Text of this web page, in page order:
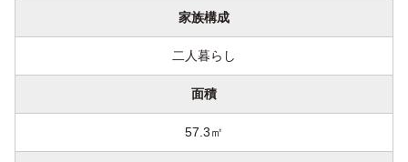
家族構成
二人暮らし
面積
57.3㎡